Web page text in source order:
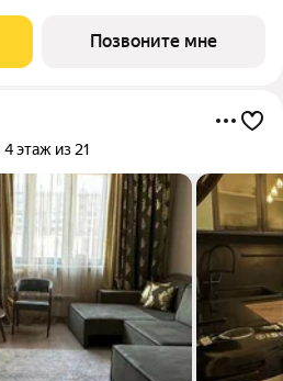
в 300 метрах от парка
расположен на
Позвоните мне
4 этаж из 21